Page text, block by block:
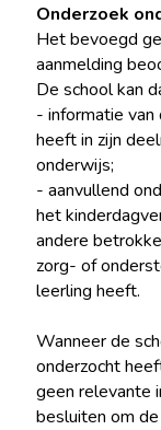
Onderzoek
Het bevoegd
aanmelding
De school kan
- informatie
heeft in zijn
onderwijs;
- aanvullend
het
andere
zorg- of
leerling heeft.
Wanneer de
onderzocht
geen relevante
besluiten om